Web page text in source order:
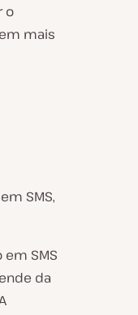
o
mais
SMS,
SMS
da